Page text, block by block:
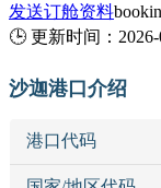
发送订舱资料
🕒 更新时间：
沙迦港口介绍
港口代码